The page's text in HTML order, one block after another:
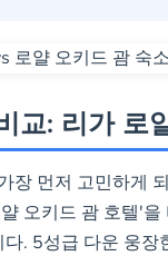
수 있습니다.
교: 리가 로
장 먼저 고민하게
오키드 괌 호텔'
다. 5성급 다운 웅